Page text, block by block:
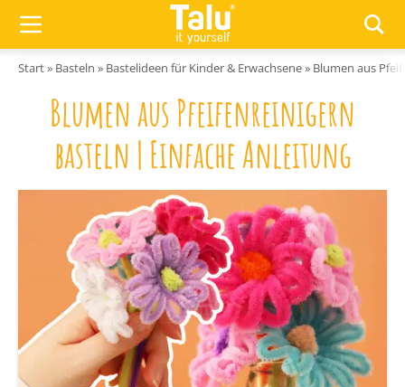
Start» Basteln » Bastelideen für Kinder & Erwachsene» Blumen aus
Blumen aus Pfeifenreinigern
basteln | Einfache Anleitung